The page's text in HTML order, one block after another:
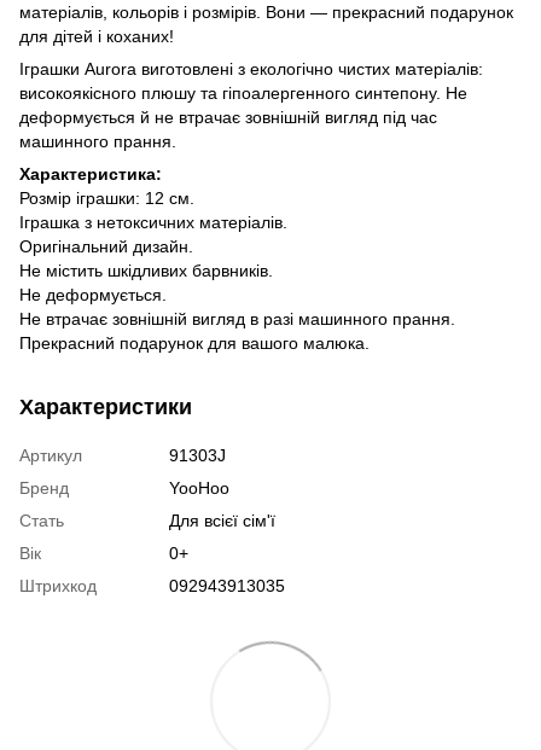
матеріалів, кольорів і розмірів. Вони — прекрасний подарунок
для дітей і коханих!
Іграшки Aurora виготовлені з екологічно чистих матеріалів:
високоякісного плюшу та гіпоалергенного синтепону. Не
деформується й не втрачає зовнішній вигляд під час
машинного прання.
Характеристика:
Розмір іграшки: 12 см.
Іграшка з нетоксичних матеріалів.
Оригінальний дизайн.
Не містить шкідливих барвників.
Не деформується.
Не втрачає зовнішній вигляд в разі машинного прання.
Прекрасний подарунок для вашого малюка.
Характеристики
Артикул
91303J
Бренд
YooHoo
Стать
Для всієї сім'ї
Вік
0+
Штрихкод
092943913035